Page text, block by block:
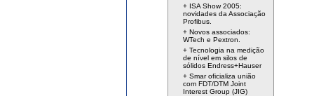
+ ISA Show 2005:
novidades da Associação
Profibus.
+ Novos associados:
WTech e Pextron.
+ Tecnologia na medição
de nível em silos de
sólidos Endress+Hauser
+ Smar oficializa união
com FDT/DTM Joint
Interest Group (JIG)